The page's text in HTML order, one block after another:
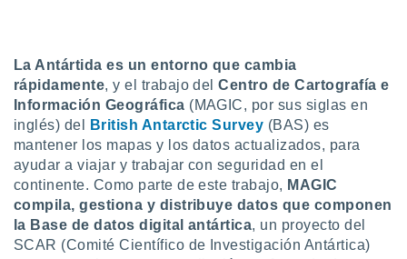
más
nuestra
y
de
disponible
La Antártida es un entorno que cambia
rápidamente, y el trabajo delCentro de Cartografía e
Información Geográfica (MAGIC, por sus siglas en
inglés) del
British Antarctic Survey (BAS) es
mantener los mapas y los datos actualizados, para
ayudar a viajar y trabajar con seguridad en el
continente. Como parte de este trabajo, MAGIC
compila, gestiona y distribuye datos que componen
la Base de datos digital antártica, un proyecto del
SCAR (Comité Científico de Investigación Antártica)